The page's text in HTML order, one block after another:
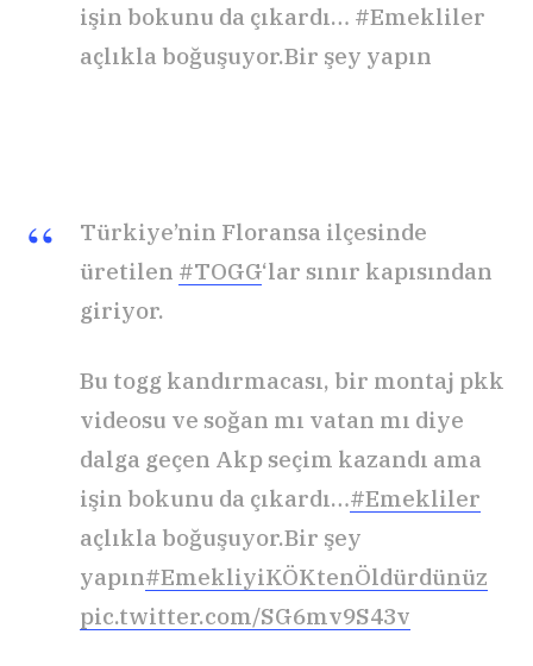
işin bokunu da çıkardı… #Emekliler
açlıkla boğuşuyor.Bir şey yapın
Türkiye’nin Floransa ilçesinde
üretilen #TOGG‘lar sınır kapısından
giriyor.
Bu togg kandırmacası, bir montaj pkk
videosu ve soğan mı vatan mı diye
dalga geçen Akp seçim kazandı ama
işin bokunu da çıkardı…#Emekliler
açlıkla boğuşuyor.Bir şey
yapın#EmekliyiKÖKtenÖldürdünüz
pic.twitter.com/SG6mv9S43v